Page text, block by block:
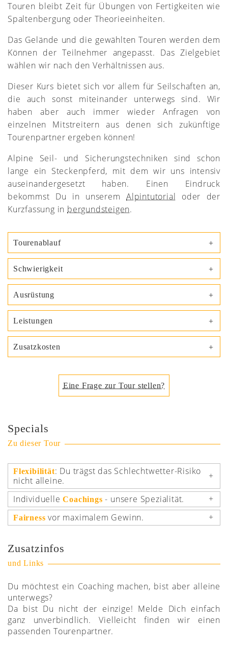
Touren bleibt Zeit für Übungen von Fertigkeiten wie
Spaltenbergung oder Theorieeinheiten.
Das Gelände und die gewählten Touren werden dem
Können der Teilnehmer angepasst. Das Zielgebiet
wählen wir nach den Verhältnissen aus.
Dieser Kurs bietet sich vor allem für Seilschaften an,
die auch sonst miteinander unterwegs sind. Wir
haben aber auch immer wieder Anfragen von
einzelnen Mitstreitern aus denen sich zukünftige
Tourenpartner ergeben können!
Alpine Seil- und Sicherungstechniken sind schon
lange ein Steckenpferd, mit dem wir uns intensiv
auseinandergesetzt haben. Einen Eindruck
bekommst Du in unseremAlpintutorial oder der
Kurzfassung inbergundsteigen.
Tourenablauf
Schwierigkeit
Ausrüstung
Leistungen
Zusatzkosten
Eine Frage zur Tour stellen?
Specials
Zu dieser Tour
Flexibilität: Du trägst das Schlechtwetter-Risiko
nicht alleine.
IndividuelleCoachings - unsere Spezialität.
Fairness vor maximalem Gewinn.
Zusatzinfos
und Links
Du möchtest ein Coaching machen, bist aber alleine
unterwegs?
Da bist Du nicht der einzige! Melde Dich einfach
ganz unverbindlich. Vielleicht finden wir einen
passenden Tourenpartner.